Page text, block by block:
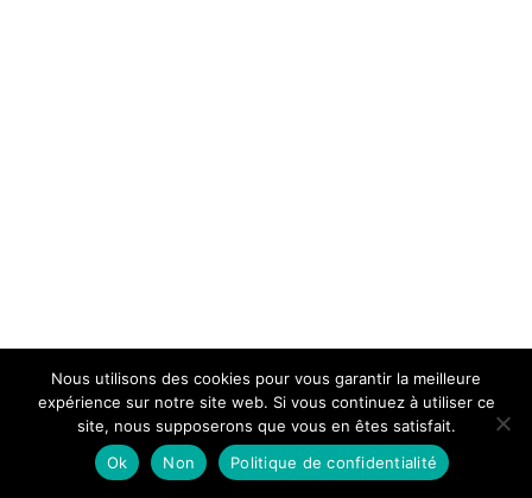
Nous utilisons des cookies pour vous garantir la meilleure
expérience sur notre site web. Si vous continuez à utiliser ce
site, nous supposerons que vous en êtes satisfait.
Ok
Non Politique de confidentialité